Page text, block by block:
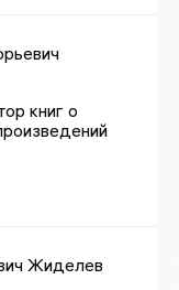
книг о
Жиделев